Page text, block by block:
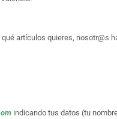
qué artículos quieres, nosotr@s
indicando tus datos (tu